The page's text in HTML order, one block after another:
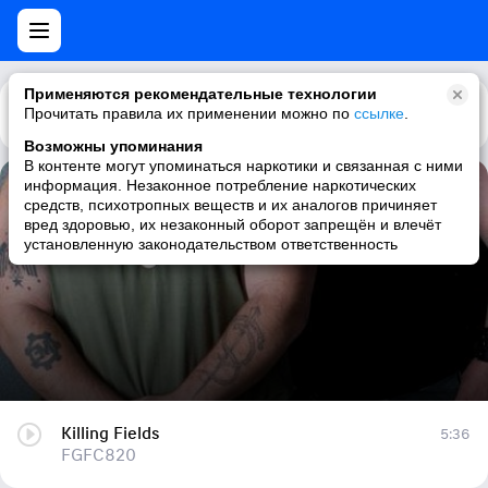
Применяются рекомендательные технологии
Прочитать правила их применении можно по ссылке
Возможны упоминания
В контенте могут упоминаться наркотики и связанная с ними
информация. Незаконное потребление наркотических
средств, психотропных веществ и их аналогов причиняет
вред здоровью, их незаконный оборот запрещён и влечёт
установленную законодательством ответственность
Каталог Рекомендации
Killing Fields
FGFC820
Killing Fields
FGFC820
5:36